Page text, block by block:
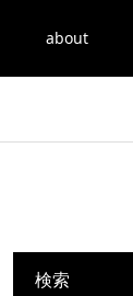
about
検索